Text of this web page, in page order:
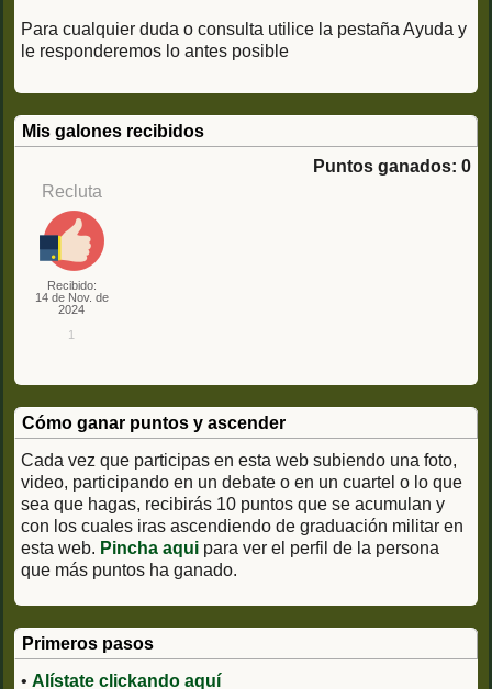
Para cualquier duda o consulta utilice la pestaña Ayuda y
le responderemos lo antes posible
Mis galones recibidos
Puntos ganados: 0
Recluta
Recibido:
14 de Nov. de
2024
1
Cómo ganar puntos y ascender
Cada vez que participas en esta web subiendo una foto,
video, participando en un debate o en un cuartel o lo que
sea que hagas, recibirás 10 puntos que se acumulan y
con los cuales iras ascendiendo de graduación militar en
esta web. Pincha aqui para ver el perfil de la persona
que más puntos ha ganado.
Primeros pasos
• Alístate clickando aquí